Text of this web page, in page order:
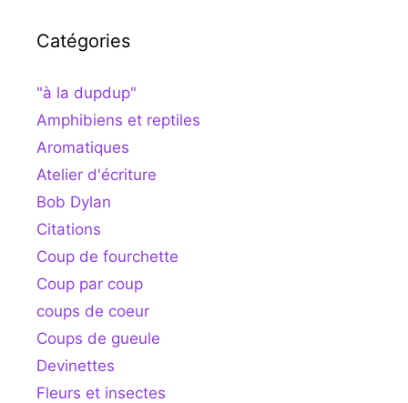
Catégories
"à la dupdup"
Amphibiens et reptiles
Aromatiques
Atelier d'écriture
Bob Dylan
Citations
Coup de fourchette
Coup par coup
coups de coeur
Coups de gueule
Devinettes
Fleurs et insectes